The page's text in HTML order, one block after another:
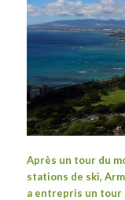
Après un tour du
stations de ski,
a entrepris un tour